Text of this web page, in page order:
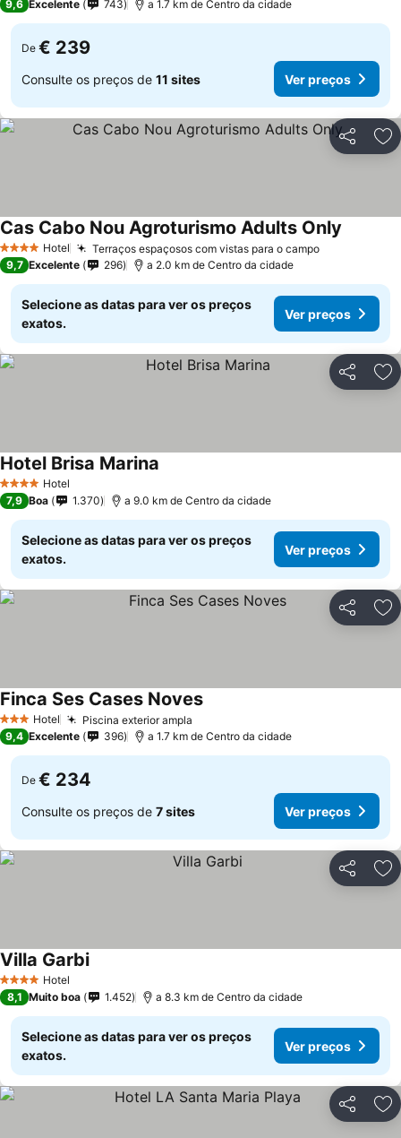
9,6 Excelente 743 a 1.7 km de Centro da cidade
De € 239
Consulte os preços de 11 sites Ver preços
Partilhar
4 EstrelasHotel Terraços espaçosos com vistas para o campo
Cas Cabo Nou Agroturismo Adults Only
9,7 Excelente 296 a 2.0 km de Centro da cidade
Selecione as datas para ver os preços
exatos.
Ver preços
Partilhar
4 EstrelasHotel
Hotel Brisa Marina
7,9 Boa 1.370 a 9.0 km de Centro da cidade
Selecione as datas para ver os preços
exatos.
Ver preços
Partilhar
3 EstrelasHotel Piscina exterior ampla
Finca Ses Cases Noves
9,4 Excelente 396 a 1.7 km de Centro da cidade
De € 234
Consulte os preços de 7 sites Ver preços
Partilhar
4 EstrelasHotel
Villa Garbi
8,1 Muito boa 1.452 a 8.3 km de Centro da cidade
Selecione as datas para ver os preços
exatos.
Ver preços
Partilhar